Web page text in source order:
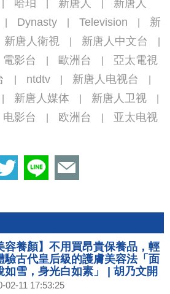
哈珀 新唐人
新唐人
Dynasty Television
新
新唐人衛視 新唐人中文台
電影台 歐洲台
亞太電視
ntdtv 新唐人电视台
新唐人媒体 新唐人卫视
电影台 欧洲台
亚太电视
容養顏】不用買昂貴保養品，輕
驗古代皇后級的護膚美容法「面
如雪，身光白如素」 | 胡乃文開
02-11 17:53:25